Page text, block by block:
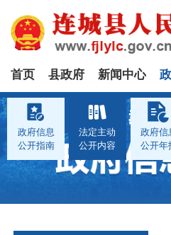
首页 县政府 新闻中心
教
政府信息
公开指南
法定主动
公开内容
政府信
公开年